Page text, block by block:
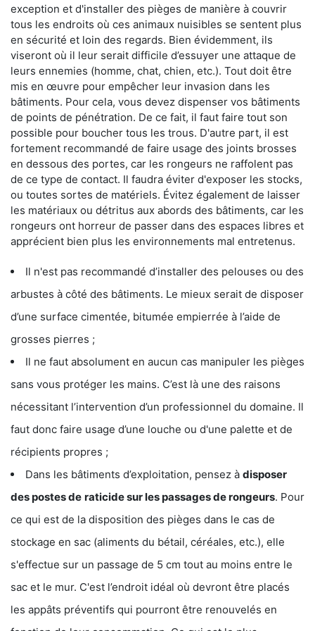
exception et d'installer des pièges de manière à couvrir
tous les endroits où ces animaux nuisibles se sentent plus
en sécurité et loin des regards. Bien évidemment, ils
viseront où il leur serait difficile d’essuyer une attaque de
leurs ennemies (homme, chat, chien, etc.). Tout doit être
mis en œuvre pour empêcher leur invasion dans les
bâtiments. Pour cela, vous devez dispenser vos bâtiments
de points de pénétration. De ce fait, il faut faire tout son
possible pour boucher tous les trous. D'autre part, il est
fortement recommandé de faire usage des joints brosses
en dessous des portes, car les rongeurs ne raffolent pas
de ce type de contact. Il faudra éviter d'exposer les stocks,
ou toutes sortes de matériels. Évitez également de laisser
les matériaux ou détritus aux abords des bâtiments, car les
rongeurs ont horreur de passer dans des espaces libres et
apprécient bien plus les environnements mal entretenus.
Il n'est pas recommandé d’installer des pelouses ou des
arbustes à côté des bâtiments. Le mieux serait de disposer
d’une surface cimentée, bitumée empierrée à l’aide de
grosses pierres ;
Il ne faut absolument en aucun cas manipuler les pièges
sans vous protéger les mains. C’est là une des raisons
nécessitant l’intervention d’un professionnel du domaine. Il
faut donc faire usage d’une louche ou d'une palette et de
récipients propres ;
Dans les bâtiments d’exploitation, pensez à disposer
des postes de raticide sur les passages de rongeurs. Pour
ce qui est de la disposition des pièges dans le cas de
stockage en sac (aliments du bétail, céréales, etc.), elle
s'effectue sur un passage de 5 cm tout au moins entre le
sac et le mur. C'est l’endroit idéal où devront être placés
les appâts préventifs qui pourront être renouvelés en